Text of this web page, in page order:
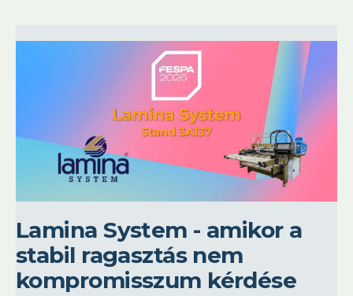
Lamina System - amikor a
stabil ragasztás nem
kompromisszum kérdése